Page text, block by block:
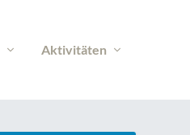
Aktivitäten